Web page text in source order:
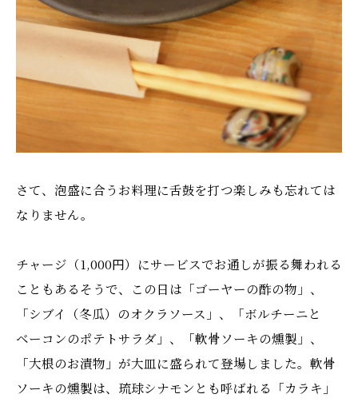
さて、泡盛に合うお料理に舌鼓を打つ楽しみも忘れては
なりません。
チャージ（1,000円）にサービスでお通しが振る舞われる
こともあるそうで、この日は「ゴーヤーの酢の物」、
「シブイ（冬瓜）のオクラソース」、「ボルチーニと
ベーコンのポテトサラダ」、「軟骨ソーキの燻製」、
「大根のお漬物」が大皿に盛られて登場しました。軟骨
ソーキの燻製は、琉球シナモンとも呼ばれる「カラキ」